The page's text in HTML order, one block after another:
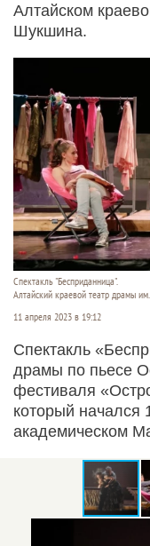
Алтайском
Шукшина.
Спектакль "Бесприданница".
Алтайский краевой театр драмы
11 апреля 2023 в 19:12
Спектакль
драмы по пьесе
фестиваля
который начался
академическом